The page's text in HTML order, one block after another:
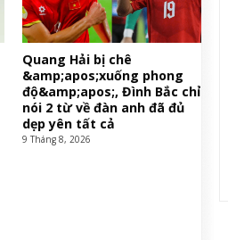
Quang Hải bị chê
&amp;apos;xuống phong
độ&amp;apos;, Đình Bắc chỉ
nói 2 từ về đàn anh đã đủ
dẹp yên tất cả
9 Tháng 8, 2026